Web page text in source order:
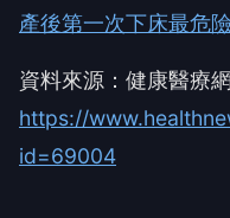
產後第一次下床最危
資料來源：健康醫療網
https://
id=69004